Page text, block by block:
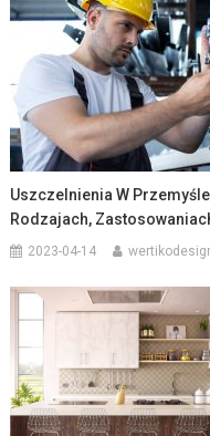
Uszczelnienia W
Rodzajach,
2023-04-14